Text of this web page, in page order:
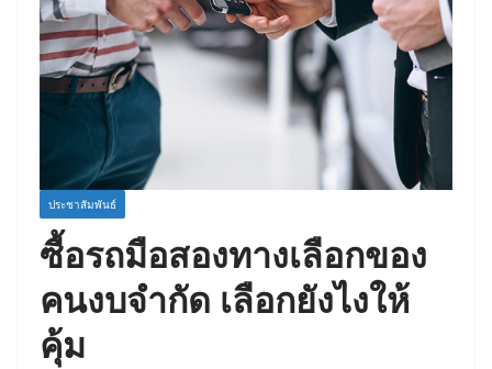
ประชาสัมพันธ์
ซื้อรถมือสองทางเลือกของ
คนงบจำกัด เลือกยังไงให้
คุ้ม